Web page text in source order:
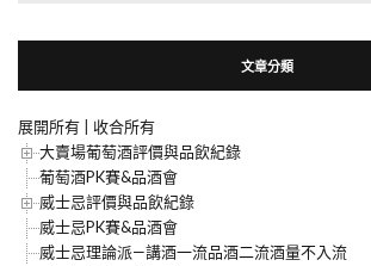
文章分類
展開所有
收合所有
大賣場葡萄酒評價與品飲紀錄
葡萄酒PK賽&品酒會
威士忌評價與品飲紀錄
威士忌PK賽&品酒會
威士忌理論派—講酒一流品酒二流酒量不入流